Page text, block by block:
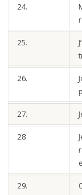
24.
25.
26.
27.
28
29.